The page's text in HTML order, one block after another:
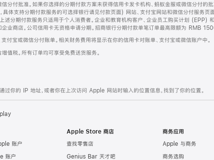
信分付批准。如果你选择的分期付款方案未获得信用卡发卡机构、蚂蚁金服或微信分付
具体支持分期付款服务的可选择银行请见付款页面) 网站、支付宝网站和微信分付服务页
上述分期付款服务只适用于个人消费者。企业和教育机构客户、企业员工购买计划
企业商店。公司信用卡无资格申请分期。招商银行分期付款单笔订单最高限额为 RMB
付宝或微信分付账单。相关财务费用将显示在你的信用卡对账单、支付宝或微信账户中。
值税。所有订单均可享受免费送货服务。
过你的 IP 地址，或者你在上次访问 Apple 网站时输入的位置信息，找到了你的位置。
账户
账户
Apple Store 商店
查找零售店
Genius Bar 天才吧
商务应用
Apple 与商务
商务选购